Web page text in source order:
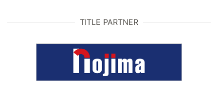
TITLE PARTNER